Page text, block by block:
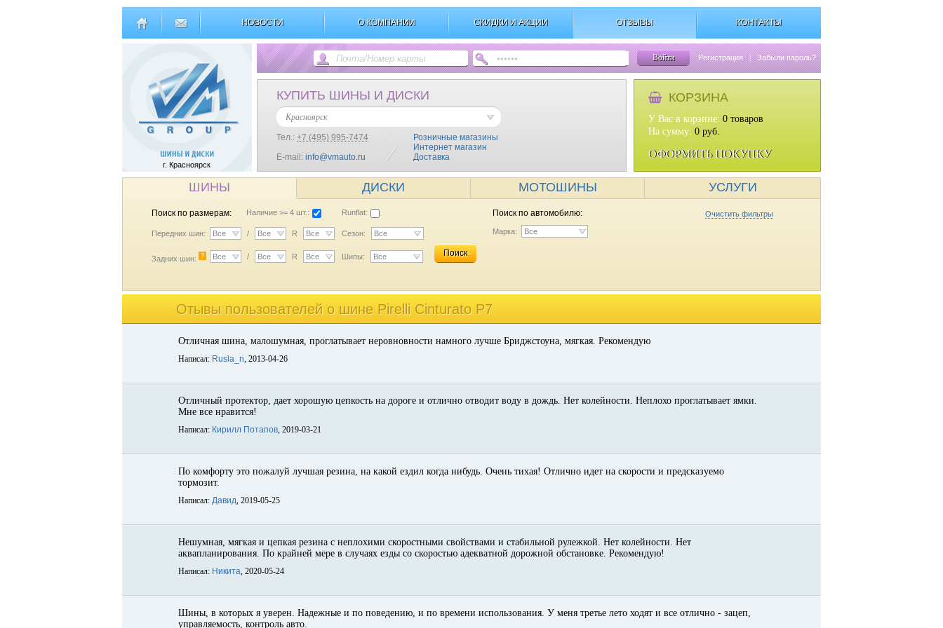
НОВОСТИ О КОМПАНИИ СКИДКИ И АКЦИИ ОТЗЫВЫ КОНТАКТЫ
г. Красноярск
Войти Регистрация | Забыли пароль?
КУПИТЬ ШИНЫ И ДИСКИ
Красноярск
Тел.: +7 (495) 995-7474
E-mail: info@vmauto.ru
Розничные магазины
Интернет магазин
Доставка
КОРЗИНА
У Вас в корзине: 0 товаров
На сумму: 0 руб.
ОФОРМИТЬ ПОКУПКУ
ШИНЫ ДИСКИ МОТОШИНЫ УСЛУГИ
Поиск по размерам: Наличие >= 4 шт.: Runflat:
Передних шин: Все / Все R Все Сезон: Все
Задних шин: ? Все / Все R Все Шипы: Все Поиск
Поиск по автомобилю: Очистить фильтры
Марка: Все
Отывы пользователей o шине Pirelli Cinturato P7
Отличная шина, малошумная, проглатывает неровновности намного лучше Бриджстоуна, мягкая. Рекомендую
Написал: Rusla_n, 2013-04-26
Отличный протектор, дает хорошую цепкость на дороге и отлично отводит воду в дождь. Нет колейности. Неплохо проглатывает ямки.
Мне все нравится!
Написал: Кирилл Потапов, 2019-03-21
По комфорту это пожалуй лучшая резина, на какой ездил когда нибудь. Очень тихая! Отлично идет на скорости и предсказуемо
тормозит.
Написал: Давид, 2019-05-25
Нешумная, мягкая и цепкая резина с неплохими скоростными свойствами и стабильной рулежкой. Нет колейности. Нет
аквапланирования. По крайней мере в случаях езды со скоростью адекватной дорожной обстановке. Рекомендую!
Написал: Никита, 2020-05-24
Шины, в которых я уверен. Надежные и по поведению, и по времени использования. У меня третье лето ходят и все отлично - зацеп,
управляемость, контроль авто.